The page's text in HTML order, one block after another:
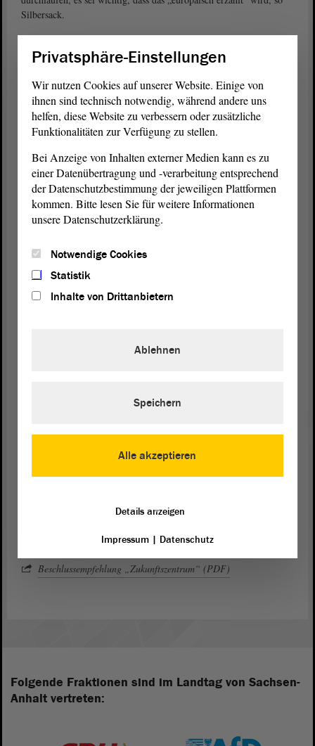
Silbersack.
In der Ausschussdebatte seien zwei Punkte zu entscheiden gewesen:
auf welche Kommune man setzen wolle und wie diese dann
unterstützt werden solle, rekapitulierte
Olaf Meister (BÜNDNIS
90/DIE GRÜNEN). Es handle sich nicht um einen
Länderwettbewerb, sondern um einen zwischen Kommunen. Meister
hätte „lieber mehrere Eisen im Feuer“ gehabt, aber das sei nun
anders beurteilt worden. Seine Fraktionunterstütze die nun
beschlossene Förderung. Es sei kein Wettbewerb um die schönste
Stadtwerbung, hier gehe es um Transformation, um die Brüche in
der Gesellschaft. In manchen Städten (wie Halle) seien Brüche und
Narben ins Stadtbild eingeschrieben, bei anderen nicht.
Entscheidung für Sachsen-Anhalt
Sachsen-Anhalt im Herzen Europas hingewiesen. Wie in kaum
einem anderen Bundesland hätten die Bürgerinnen und Bürger einen
Interesse am Zukunftszentrum in Sachsen-Anhalt. Es sei notwendig
erhöhen. Man habe sich folglich „nicht gegen eine Kommune,
Ergebnis und Dokumente
Im Anschluss an dieDebattewurde dieBeschlussempfehlungdes
Antrag „Zukunftszentrum“ der Grünen (PDF)
Beschlussempfehlung „Zukunftszentrum“ (PDF)
Folgende Fraktionen sind im Landtag von Sachsen-
Anhalt vertreten:
Privatsphäre-Einstellungen
Wir nutzen Cookies auf unserer Website. Einige von
ihnen sind technisch notwendig, während andere uns
helfen, diese Website zu verbessern oder zusätzliche
Funktionalitäten zur Verfügung zu stellen.
Bei Anzeige von Inhalten externer Medien kann es zu
einer Datenübertragung und -verarbeitung entsprechend
der Datenschutzbestimmung der jeweiligen Plattformen
kommen. Bitte lesen Sie für weitere Informationen
unsere Datenschutzerklärung.
Notwendige Cookies
Statistik
Inhalte von Drittanbietern
Alle akzeptieren
Ablehnen
Speichern
Details anzeigen
Impressum| Datenschutz